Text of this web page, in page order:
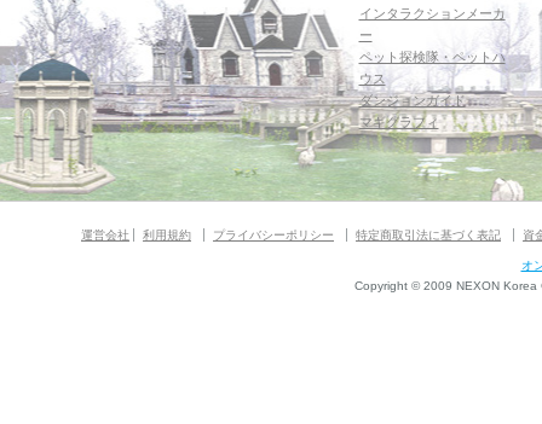
インタラクションメーカ
ー
ペット探検隊・ペットハ
ウス
ダンジョンガイド
マギグラフィ
運営会社 利用規約 プライバシーポリシー 特定商取引法に基づく表記 資
オ
Copyright © 2009 NEXON Korea